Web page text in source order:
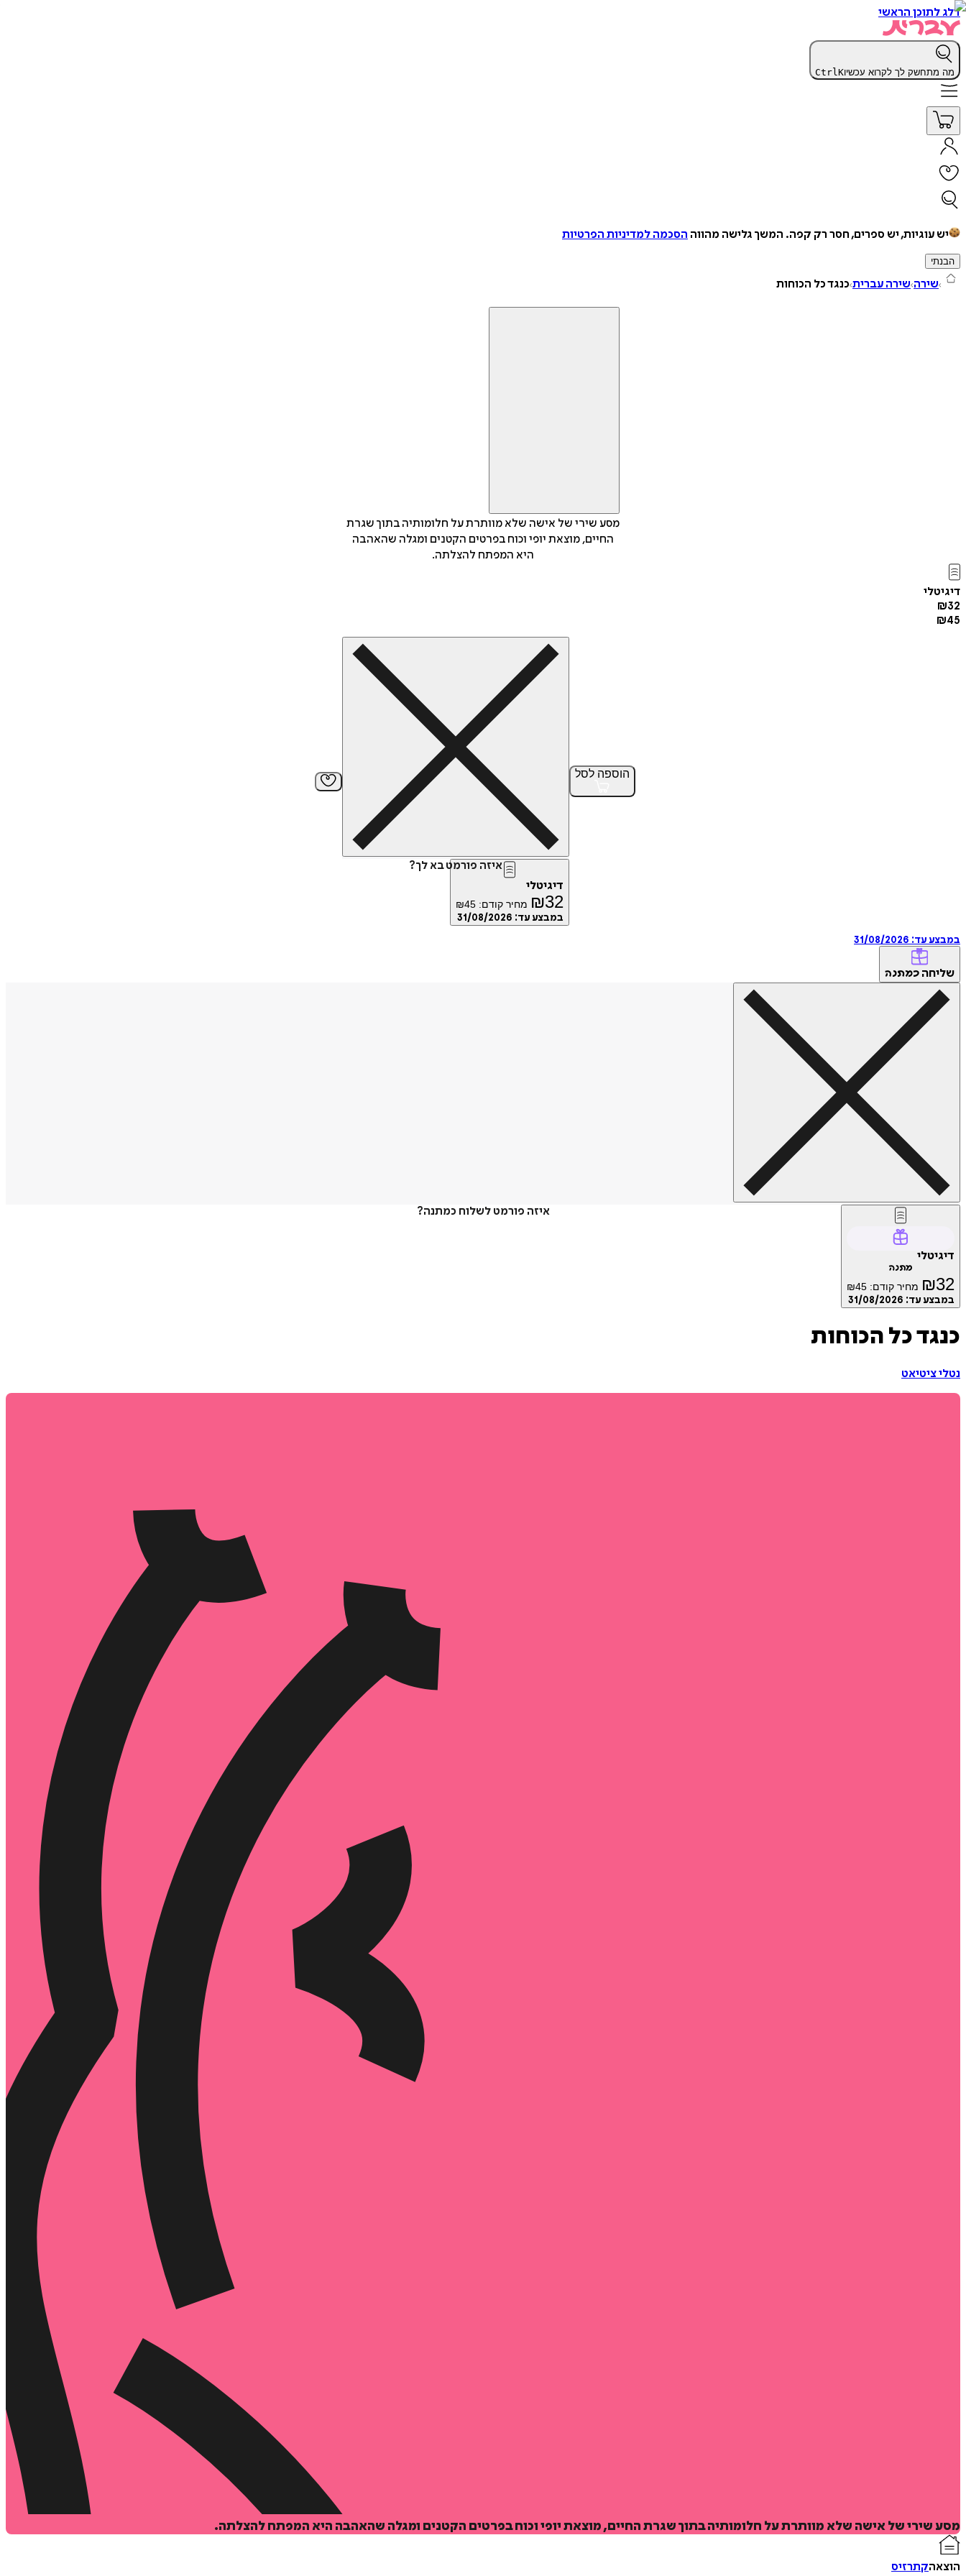
דלג לתוכן הראשי
מה מתחשק לך לקרוא עכשיו CtrlK
יש עוגיות, יש ספרים, חסר רק קפה. המשך גלישה מהווה הסכמה למדיניות הפרטיות
הבנתי
שירה שירה עברית כנגד כל הכוחות
מסע שירי של אישה שלא מוותרת על חלומותיה בתוך שגרת
החיים, מוצאת יופי וכוח בפרטים הקטנים ומגלה שהאהבה
היא המפתח להצלתה.
דיגיטלי
₪32
₪45
הוספה לסל
איזה פורמט בא לך?
דיגיטלי
₪32 מחיר קודם: ₪45
במבצע עד: 31/08/2026
במבצע עד: 31/08/2026
שליחה כמתנה
איזה פורמט לשלוח כמתנה?
דיגיטלי
מתנה
₪32 מחיר קודם: ₪45
במבצע עד: 31/08/2026
איזה פורמט בא לך?
כנגד כל הכוחות
נטלי ציטיאט
מסע שירי של אישה שלא מוותרת על חלומותיה בתוך שגרת החיים, מוצאת יופי וכוח בפרטים הקטנים ומגלה שהאהבה היא המפתח להצלתה.
הוצאהקתרזיס